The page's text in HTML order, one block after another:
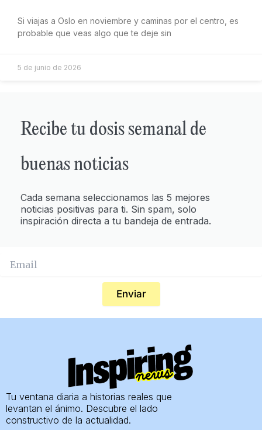
Si viajas a Oslo en noviembre y caminas por el centro, es
probable que veas algo que te deje sin
5 de junio de 2026
Recibe tu dosis semanal de
buenas noticias
Cada semana seleccionamos las 5 mejores
noticias positivas para ti. Sin spam, solo
inspiración directa a tu bandeja de entrada.
Enviar
Tu ventana diaria a historias reales que
levantan el ánimo. Descubre el lado
constructivo de la actualidad.